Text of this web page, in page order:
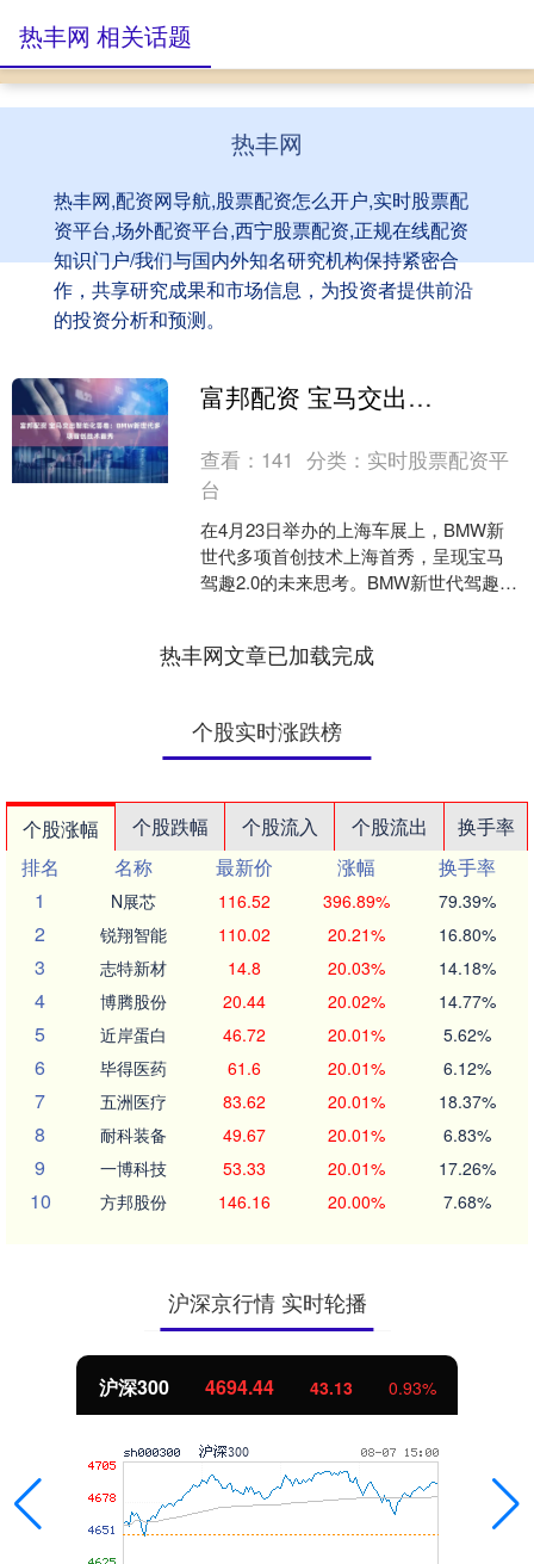
热丰网
热丰网,配资网导航,股票配资怎么开户,实时股票配
资平台,场外配资平台,西宁股票配资,正规在线配资
知识门户/我们与国内外知名研究机构保持紧密合
作，共享研究成果和市场信息，为投资者提供前沿
的投资分析和预测。
热丰网 相关话题
富邦配资 宝马交出智能化答卷：BMW新世代多项首创技术首秀
查看： 141 分类： 实时股票配资平
台
在4月23日举办的上海车展上，BMW新
世代多项首创技术上海首秀，呈现宝马
驾趣2.0的未来思考。BMW新世代驾趣概
热丰网文章已加载完成
个股实时涨跌榜
个股涨幅 个股跌幅 个股流入 个股流出
换手率
排名
名称 最新价 涨幅
换手率
1
N展芯 116.52 396.89% 79.39%
2 锐翔智能 110.02 20.21% 16.80%
3 志特新材 14.8 20.03% 14.18%
4 博腾股份 20.44 20.02% 14.77%
5 近岸蛋白 46.72 20.01% 5.62%
6 毕得医药 61.6 20.01% 6.12%
7 五洲医疗 83.62 20.01% 18.37%
8 耐科装备 49.67 20.01% 6.83%
9 一博科技 53.33 20.01% 17.26%
10 方邦股份 146.16 20.00% 7.68%
沪深京行情 实时轮播
北证50 1134.24 11.37